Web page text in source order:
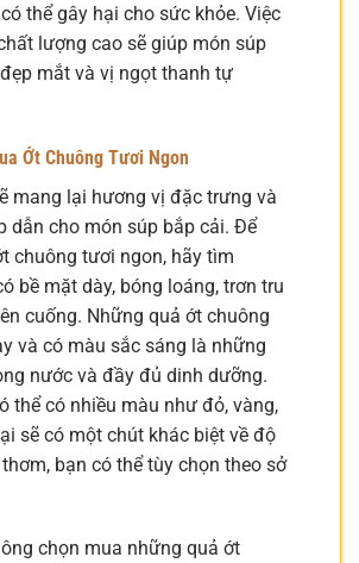
thể gây hại cho sức khỏe. Việc
lượng cao sẽ giúp món súp
mắt và vị ngọt thanh tự
Ớt Chuông Tươi Ngon
mang lại hương vị đặc trưng và
dẫn cho món súp bắp cải. Để
chuông tươi ngon, hãy tìm
bề mặt dày, bóng loáng, trơn tru
cuống. Những quả ớt chuông
và có màu sắc sáng là những
nước và đầy đủ dinh dưỡng.
thể có nhiều màu như đỏ, vàng,
sẽ có một chút khác biệt về độ
bạn có thể tùy chọn theo sở
chọn mua những quả ớt